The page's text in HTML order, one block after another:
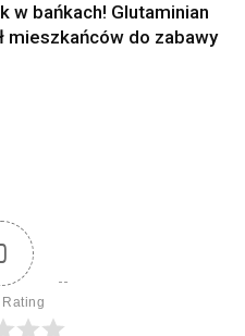
w bańkach! Glutaminian
mieszkańców do zabawy